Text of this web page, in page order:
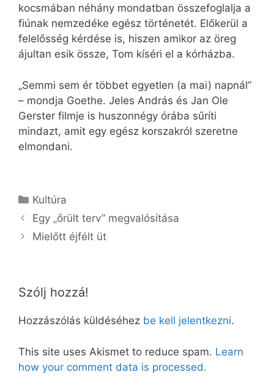
kocsmában néhány mondatban összefoglalja a
fiúnak nemzedéke egész történetét. Előkerül a
felelősség kérdése is, hiszen amikor az öreg
ájultan esik össze, Tom kíséri el a kórházba.
„Semmi sem ér többet egyetlen (a mai) napnál”
– mondja Goethe. Jeles András és Jan Ole
Gerster filmje is huszonnégy órába sűríti
mindazt, amit egy egész korszakról szeretne
elmondani.
Kategória
Kultúra
Egy „őrült terv” megvalósítása
Mielőtt éjfélt üt
Szólj hozzá!
Hozzászólás küldéséhez be kell jelentkezni.
This site uses Akismet to reduce spam. Learn
how your comment data is processed.